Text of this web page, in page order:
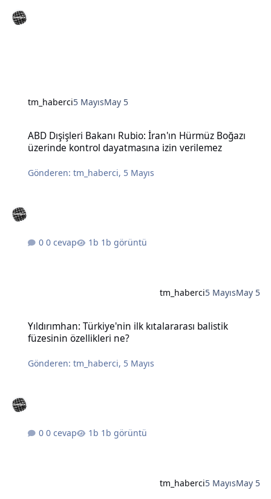
tm_haberci5 MayısMay 5
ABD Dışişleri Bakanı Rubio: İran'ın Hürmüz Boğazı
üzerinde kontrol dayatmasına izin verilemez
Gönderen:tm_haberci, 5 Mayıs
0 cevap 1b görüntü
tm_haberci5 MayısMay 5
Yıldırımhan: Türkiye'nin ilk kıtalararası balistik
füzesinin özellikleri ne?
Gönderen:tm_haberci, 5 Mayıs
0 cevap 1b görüntü
tm_haberci5 MayısMay 5